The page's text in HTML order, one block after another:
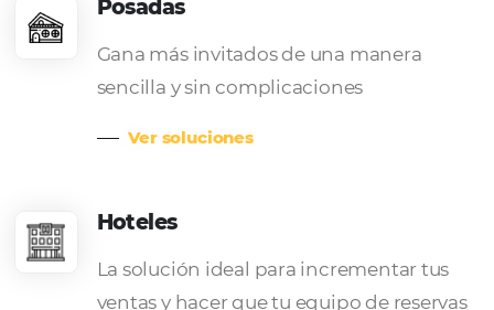
El secreto del éxito
está en el trabajo